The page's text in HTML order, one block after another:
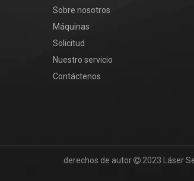
Sobre nosotros
Máquinas
Solicitud
Nuestro servicio
Contáctenos
derechos de autor  2023 Láser